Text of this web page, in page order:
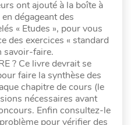
ont ajouté à la boîte à
dégageant des
« Etudes », pour vous
des exercices « standard
savoir-faire.
? Ce livre devrait se
faire la synthèse des
chapitre de cours (le
nécessaires avant
Enfin consultez-le
pour vérifier des